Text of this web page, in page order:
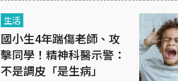
生活
國小生4年踹傷老師、攻
擊同學！精神科醫示警：
不是調皮「是生病」